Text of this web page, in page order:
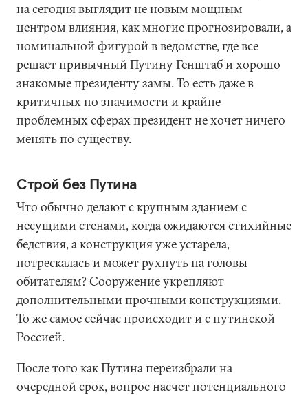
на сегодня выглядит не новым мощным
центром влияния, как многие прогнозировали, а
номинальной фигурой в ведомстве, где все
решает привычный Путину Генштаб и хорошо
знакомые президенту замы. То есть даже в
критичных по значимости и крайне
проблемных сферах президент не хочет ничего
менять по существу.
Строй без Путина
Что обычно делают с крупным зданием с
несущими стенами, когда ожидаются стихийные
бедствия, а конструкция уже устарела,
потрескалась и может рухнуть на головы
обитателям? Сооружение укрепляют
дополнительными прочными конструкциями.
То же самое сейчас происходит и с путинской
Россией.
После того как Путина переизбрали на
очередной срок, вопрос насчет потенциального